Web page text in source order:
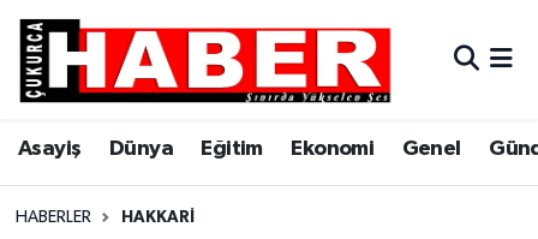
Asayiş Dünya Eğitim Ekonomi Genel
HABERLER HAKKARI
Asayiş
Dünya
Eğitim
Hava Durumu
Trafik Durumu
Süper Lig Puan Durumu ve Fikstür